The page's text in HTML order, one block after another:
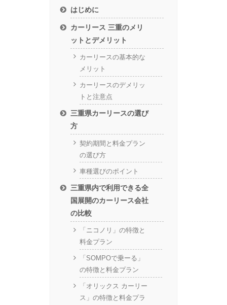
はじめに
カーリース 三重のメリ
ットとデメリット
カーリースの基本的な
メリット
カーリースのデメリッ
トと注意点
三重県カーリースの選び
方
契約期間と料金プラン
の選び方
車種選びのポイント
三重県内で利用できる全
国展開のカーリース会社
の比較
「ニコノリ」の特徴と
料金プラン
「SOMPOで乗ーる」
の特徴と料金プラン
「オリックス カーリー
ス」の特徴と料金プラ